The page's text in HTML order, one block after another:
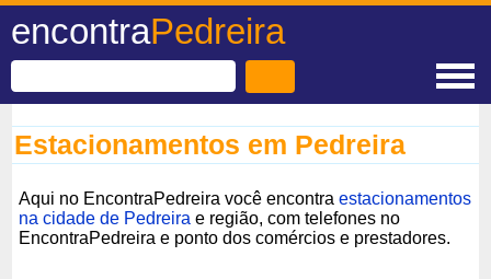
encontraPedreira
Estacionamentos em Pedreira
Aqui no EncontraPedreira você encontraestacionamentos
na cidade de Pedreira e região, com telefones no
EncontraPedreira e ponto dos comércios e prestadores.